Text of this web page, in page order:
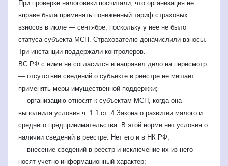
При проверке налоговики посчитали, что организация не
вправе была применять пониженный тариф страховых
взносов в июле — сентябре, поскольку у нее не было
статуса субъекта МСП. Страхователю доначислили взносы.
Три инстанции поддержали контролеров.
ВС РФ с ними не согласился и направил дело на пересмотр:
— отсутствие сведений о субъекте в реестре не мешает
применять меры имущественной поддержки;
— организацию относят к субъектам МСП, когда она
выполнила условия ч. 1.1 ст. 4 Закона о развитии малого и
среднего предпринимательства. В этой норме нет условия о
наличии сведений в реестре. Нет его и в НК РФ;
— внесение сведений в реестр и исключение их из него
носят учетно-информационный характер;